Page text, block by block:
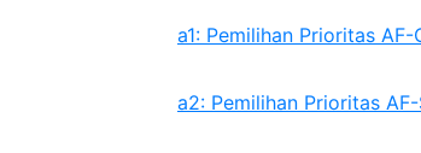
a1: Pemilihan Prioritas AF-
a2: Pemilihan Prioritas